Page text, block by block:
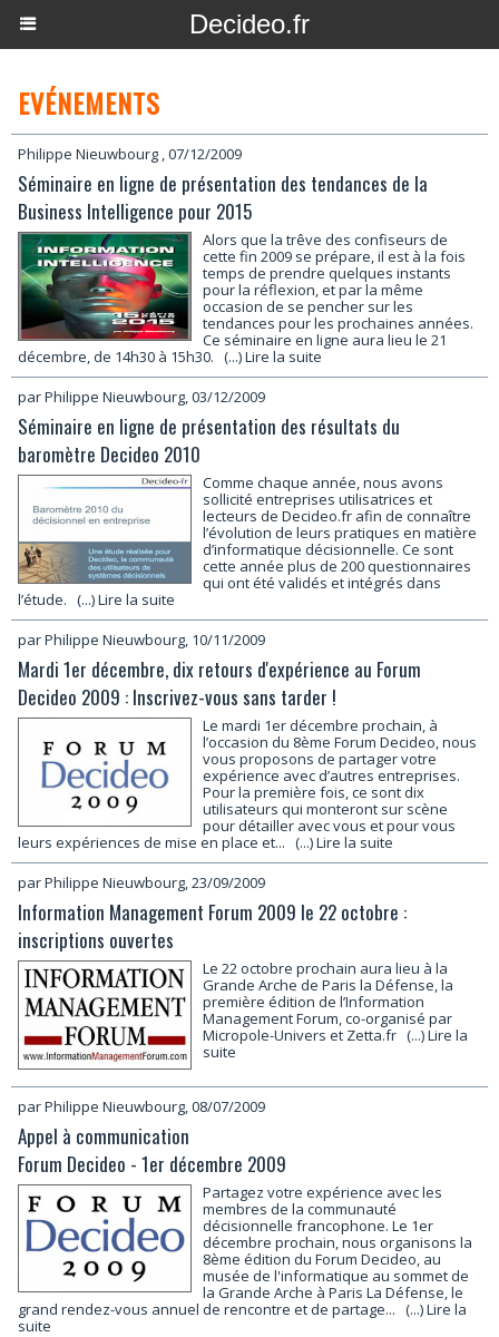
Decideo.fr
EVÉNEMENTS
Philippe Nieuwbourg , 07/12/2009
Séminaire en ligne de présentation des tendances de la
Business Intelligence pour 2015
Alors que la trêve des confiseurs de
cette fin 2009 se prépare, il est à la fois
temps de prendre quelques instants
pour la réflexion, et par la même
occasion de se pencher sur les
tendances pour les prochaines années.
Ce séminaire en ligne aura lieu le 21
décembre, de 14h30 à 15h30. (...) Lire la suite
par Philippe Nieuwbourg, 03/12/2009
Séminaire en ligne de présentation des résultats du
baromètre Decideo 2010
Comme chaque année, nous avons
sollicité entreprises utilisatrices et
lecteurs de Decideo.fr afin de connaître
l’évolution de leurs pratiques en matière
d’informatique décisionnelle. Ce sont
cette année plus de 200 questionnaires
qui ont été validés et intégrés dans
l’étude. (...) Lire la suite
par Philippe Nieuwbourg, 10/11/2009
Mardi 1er décembre, dix retours d'expérience au Forum
Decideo 2009 : Inscrivez-vous sans tarder !
Le mardi 1er décembre prochain, à
l’occasion du 8ème Forum Decideo, nous
vous proposons de partager votre
expérience avec d’autres entreprises.
Pour la première fois, ce sont dix
utilisateurs qui monteront sur scène
pour détailler avec vous et pour vous
leurs expériences de mise en place et... (...) Lire la suite
par Philippe Nieuwbourg, 23/09/2009
Information Management Forum 2009 le 22 octobre :
inscriptions ouvertes
Le 22 octobre prochain aura lieu à la
Grande Arche de Paris la Défense, la
première édition de l’Information
Management Forum, co-organisé par
Micropole-Univers et Zetta.fr (...) Lire la
suite
par Philippe Nieuwbourg, 08/07/2009
Appel à communication
Forum Decideo - 1er décembre 2009
Partagez votre expérience avec les
membres de la communauté
décisionnelle francophone. Le 1er
décembre prochain, nous organisons la
8ème édition du Forum Decideo, au
musée de l'informatique au sommet de
la Grande Arche à Paris La Défense, le
grand rendez-vous annuel de rencontre et de partage... (...) Lire la
suite